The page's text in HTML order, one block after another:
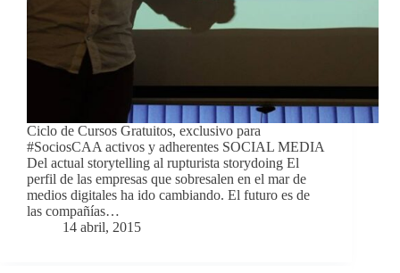
Ciclo de Cursos Gratuitos, exclusivo para
#SociosCAA activos y adherentes SOCIAL MEDIA
Del actual storytelling al rupturista storydoing El
perfil de las empresas que sobresalen en el mar de
medios digitales ha ido cambiando. El futuro es de
las compañías…
14 abril, 2015